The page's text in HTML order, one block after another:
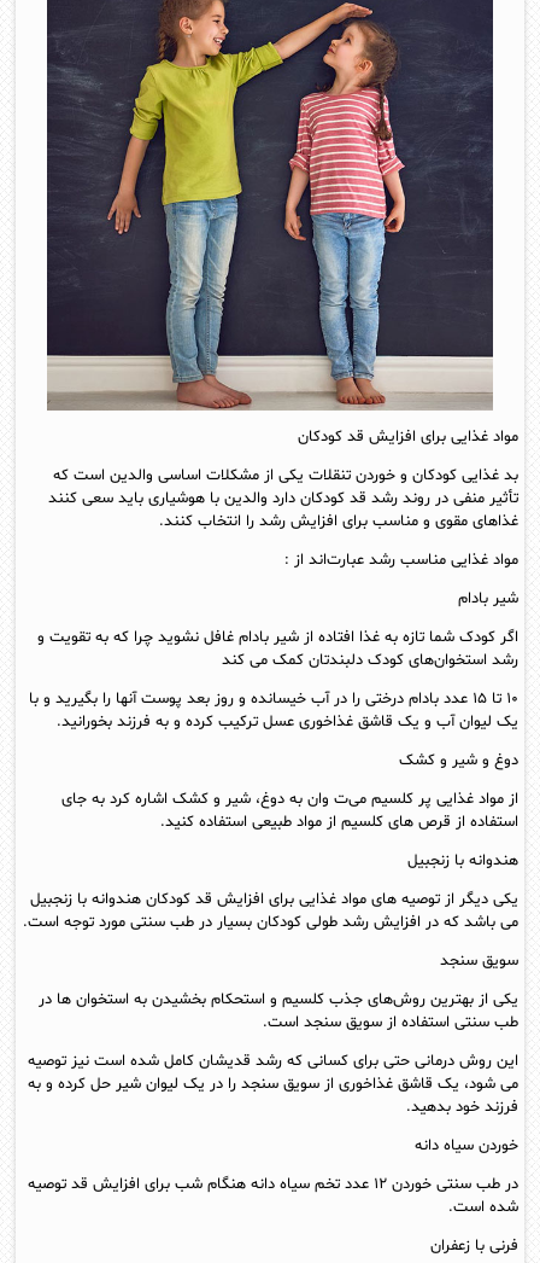
مواد غذایی برای افزایش قد کودکان
بد غذایی کودکان و خوردن تنقلات یکی از مشکلات اساسی والدین است که
تأثیر منفی در روند رشد قد کودکان دارد والدین با هوشیاری باید سعی کنند
غذاهای مقوی و مناسب برای افزایش رشد را انتخاب کنند.
مواد غذایی مناسب رشد عبارت‌اند از :
شیر بادام
اگر کودک شما تازه به غذا افتاده از شیر بادام غافل نشوید چرا که به تقویت و
رشد استخوان‌های کودک دلبندتان کمک می‌ کند
۱۰ تا ۱۵ عدد بادام درختی را در آب خیسانده و روز بعد پوست آنها را بگیرید و با
یک لیوان آب و یک قاشق غذاخوری عسل ترکیب کرده و به فرزند بخورانید.
دوغ و شیر و کشک
از مواد غذایی پر کلسیم می‌ت وان به دوغ، شیر و کشک اشاره کرد به جای
استفاده از قرص‌ های کلسیم از مواد طبیعی استفاده کنید.
هندوانه با زنجبیل
یکی دیگر از توصیه‌ های مواد غذایی برای افزایش قد کودکان هندوانه با زنجبیل
می باشد که در افزایش رشد طولی کودکان بسیار در طب سنتی مورد توجه است.
سویق سنجد
یکی از بهترین روش‌های جذب کلسیم و استحکام بخشیدن به استخوان‌ ها در
طب سنتی استفاده از سویق سنجد است.
این روش درمانی حتی برای کسانی که رشد قدیشان کامل شده است نیز توصیه
می‌ شود، یک قاشق غذاخوری از سویق سنجد را در یک لیوان شیر حل کرده و به
فرزند خود بدهید.
خوردن سیاه دانه
در طب سنتی خوردن ۱۲ عدد تخم سیاه دانه هنگام شب برای افزایش قد توصیه
شده است.
فرنی با زعفران